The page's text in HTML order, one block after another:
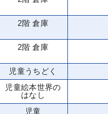
2階 倉庫
2階 倉庫
児童うちどく
児童絵本世界の
はなし
児童